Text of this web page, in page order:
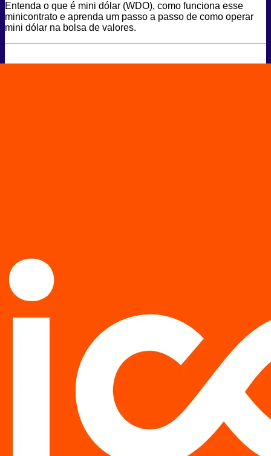
Entenda o que é mini dólar (WDO), como funciona esse
minicontrato e aprenda um passo a passo de como operar
mini dólar na bolsa de valores.